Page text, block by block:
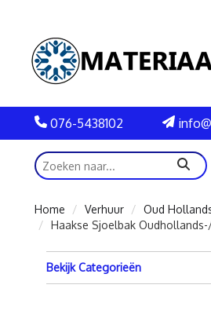
076-5438102
zoeken
Home
Verhuur
Oud
Haakse Sjoelbak
Bekijk Categorieën